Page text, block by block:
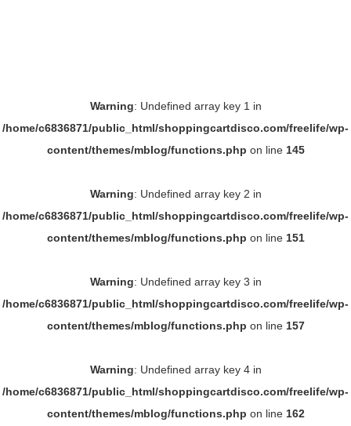
Warning: Undefined array key 1 in
/home/c6836871/public_html/shoppingcartdisco.com/freelife/wp-
content/themes/mblog/functions.php on line 145
Warning: Undefined array key 2 in
/home/c6836871/public_html/shoppingcartdisco.com/freelife/wp-
content/themes/mblog/functions.php on line 151
Warning: Undefined array key 3 in
/home/c6836871/public_html/shoppingcartdisco.com/freelife/wp-
content/themes/mblog/functions.php on line 157
Warning: Undefined array key 4 in
/home/c6836871/public_html/shoppingcartdisco.com/freelife/wp-
content/themes/mblog/functions.php on line 162